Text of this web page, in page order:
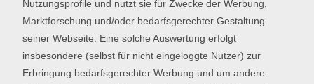
Nutzungsprofile und nutzt sie für Zwecke der Werbung,
Marktforschung und/oder bedarfsgerechter Gestaltung
seiner Webseite. Eine solche Auswertung erfolgt
insbesondere (selbst für nicht eingeloggte Nutzer) zur
Erbringung bedarfsgerechter Werbung und um andere